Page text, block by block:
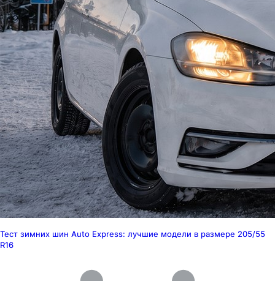
Тест зимних шин Auto Express: лучшие модели в размере 205/55
R16